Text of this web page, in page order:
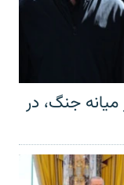
جنگ، در